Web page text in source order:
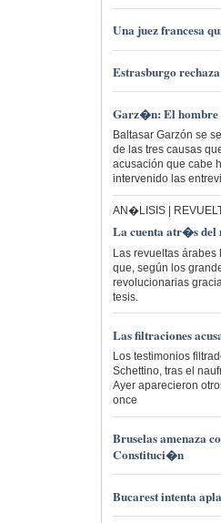
Una juez francesa
Estrasburgo
Garz�n: El hombre
Baltasar Garzón se
de las tres causas
acusación que cabe
intervenido las
AN�LISIS |
La cuenta atr�s
Las revueltas
que, según los
revolucionarias
tesis.
Las filtraciones
Los testimonios
Schettino, tras el
Ayer aparecieron
once
Bruselas amenaza
Constituci�n
Bucarest intenta